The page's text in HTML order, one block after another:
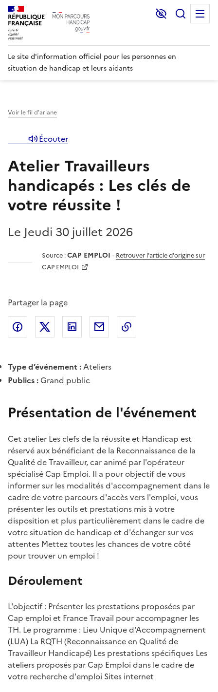
RÉPUBLIQUE
FRANÇAISE
Lecture et
Le site d'information officiel pour les personnes en
situation de handicap et leurs aidants
Voir le fil d'ariane
Écouter
Atelier Travailleurs
handicapés : Les clés de
votre réussite !
Le Jeudi 30 juillet 2026
Source :CAP EMPLOI - Retrouver l'article d'origine sur
CAP EMPLOI
Partager la page
Partager l'article surFacebook
Partager l'article sur X (anciennement
Partager l'article sur
Partager l'article par courriel
Type d’événement :Ateliers
Publics :Grand public
Présentation de l'événement
Cet atelier Les clefs de la réussite et Handicap est
réservé aux bénéficiant de la Reconnaissance de la
Qualité de Travailleur, car animé par l'opérateur
spécialisé Cap Emploi. Il a pour objectif de vous
informer sur les modalités d'accompagnement dans le
cadre de votre parcours d'accès vers l'emploi, vous
présenter les outils et prestations mis à votre
disposition et plus particulièrement dans le cadre de
votre situation de handicap et d'échanger sur vos
attentes Mettez toutes les chances de votre côté
pour trouver un emploi !
Déroulement
L'objectif : Présenter les prestations proposées par
Cap emploi et France Travail pour accompagner les
TH. Le programme : Lieu Unique d'Accompagnement
(LUA) La RQTH (Reconnaissance en Qualité de
Travailleur Handicapé) Les prestations spécifiques Les
ateliers proposés par Cap Emploi dans le cadre de
votre recherche d'emploi Sites internet